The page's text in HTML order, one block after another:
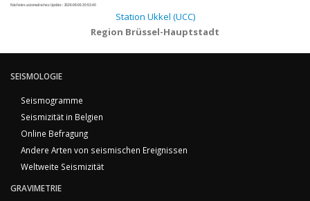
Nächstes automatisches Update : 2026-08-06 20:53:40
Station Ukkel (UCC)
Region Brüssel-Hauptstadt
SEISMOLOGIE
Seismogramme
Seismizität in Belgien
Online Befragung
Andere Arten von seismischen Ereignissen
Weltweite Seismizität
GRAVIMETRIE